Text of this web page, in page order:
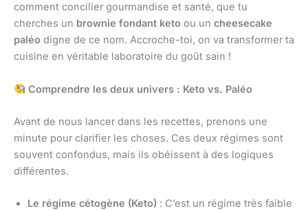
comment concilier gourmandise et santé, que tu
cherches un brownie fondant keto ou un cheesecake
paléo digne de ce nom. Accroche-toi, on va transformer ta
cuisine en véritable laboratoire du goût sain !
Comprendre les deux univers : Keto vs. Paléo
Avant de nous lancer dans les recettes, prenons une
minute pour clarifier les choses. Ces deux régimes sont
souvent confondus, mais ils obéissent à des logiques
différentes.
Le régime cétogène (Keto) : C’est un régime très faible